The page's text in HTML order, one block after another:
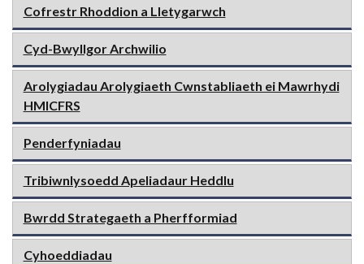
Cofrestr Rhoddion a Lletygarwch
Cyd-Bwyllgor Archwilio
Arolygiadau Arolygiaeth Cwnstabliaeth ei Mawrhydi
HMICFRS
Penderfyniadau
Tribiwnlysoedd Apeliadaur Heddlu
Bwrdd Strategaeth a Pherfformiad
Cyhoeddiadau